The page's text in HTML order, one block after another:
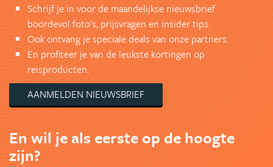
Schrijf je in voor de maandelijkse nieuwsbrief
boordevol foto's, prijsvragen en insider tips.
Ook ontvang je speciale deals van onze partners.
En profiteer je van de leukste kortingen op
reisproducten.
AANMELDEN NIEUWSBRIEF
En wil je als eerste op de hoogte
zijn?